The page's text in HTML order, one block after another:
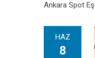
Ankara Spot
HAZ
8